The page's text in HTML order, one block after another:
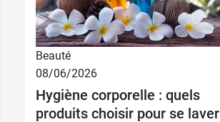
Beauté
08/06/2026
Hygiène corporelle : quels
produits choisir pour se laver